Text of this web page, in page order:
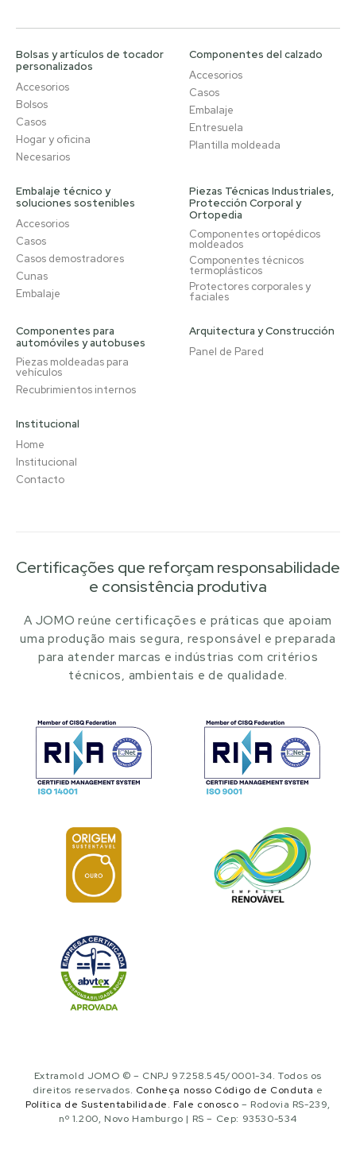
Bolsas y artículos de tocador
personalizados
Accesorios
Bolsos
Casos
Hogar y oficina
Necesarios
Componentes del calzado
Accesorios
Casos
Embalaje
Entresuela
Plantilla moldeada
Embalaje técnico y
soluciones sostenibles
Accesorios
Casos
Casos demostradores
Cunas
Embalaje
Piezas Técnicas Industriales,
Protección Corporal y
Ortopedia
Componentes ortopédicos
moldeados
Componentes técnicos
termoplásticos
Protectores corporales y
faciales
Componentes para
automóviles y autobuses
Piezas moldeadas para
vehículos
Recubrimientos internos
Arquitectura y Construcción
Panel de Pared
Institucional
Home
Institucional
Contacto
Certificações que reforçam responsabilidade
e consistência produtiva
A JOMO reúne certificações e práticas que apoiam
uma produção mais segura, responsável e preparada
para atender marcas e indústrias com critérios
técnicos, ambientais e de qualidade.
Extramold JOMO © – CNPJ 97.258.545/0001-34. Todos os
direitos reservados. Conheça nosso Código de Conduta e
Política de Sustentabilidade. Fale conosco – Rodovia RS-239,
nº 1.200, Novo Hamburgo | RS – Cep: 93530-534